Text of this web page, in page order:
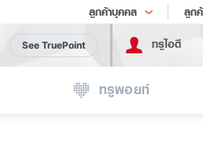
ลูกค้าบุคคล ลูก
เท
See TruePoint ทรูไอดี
ทรูพอยท์